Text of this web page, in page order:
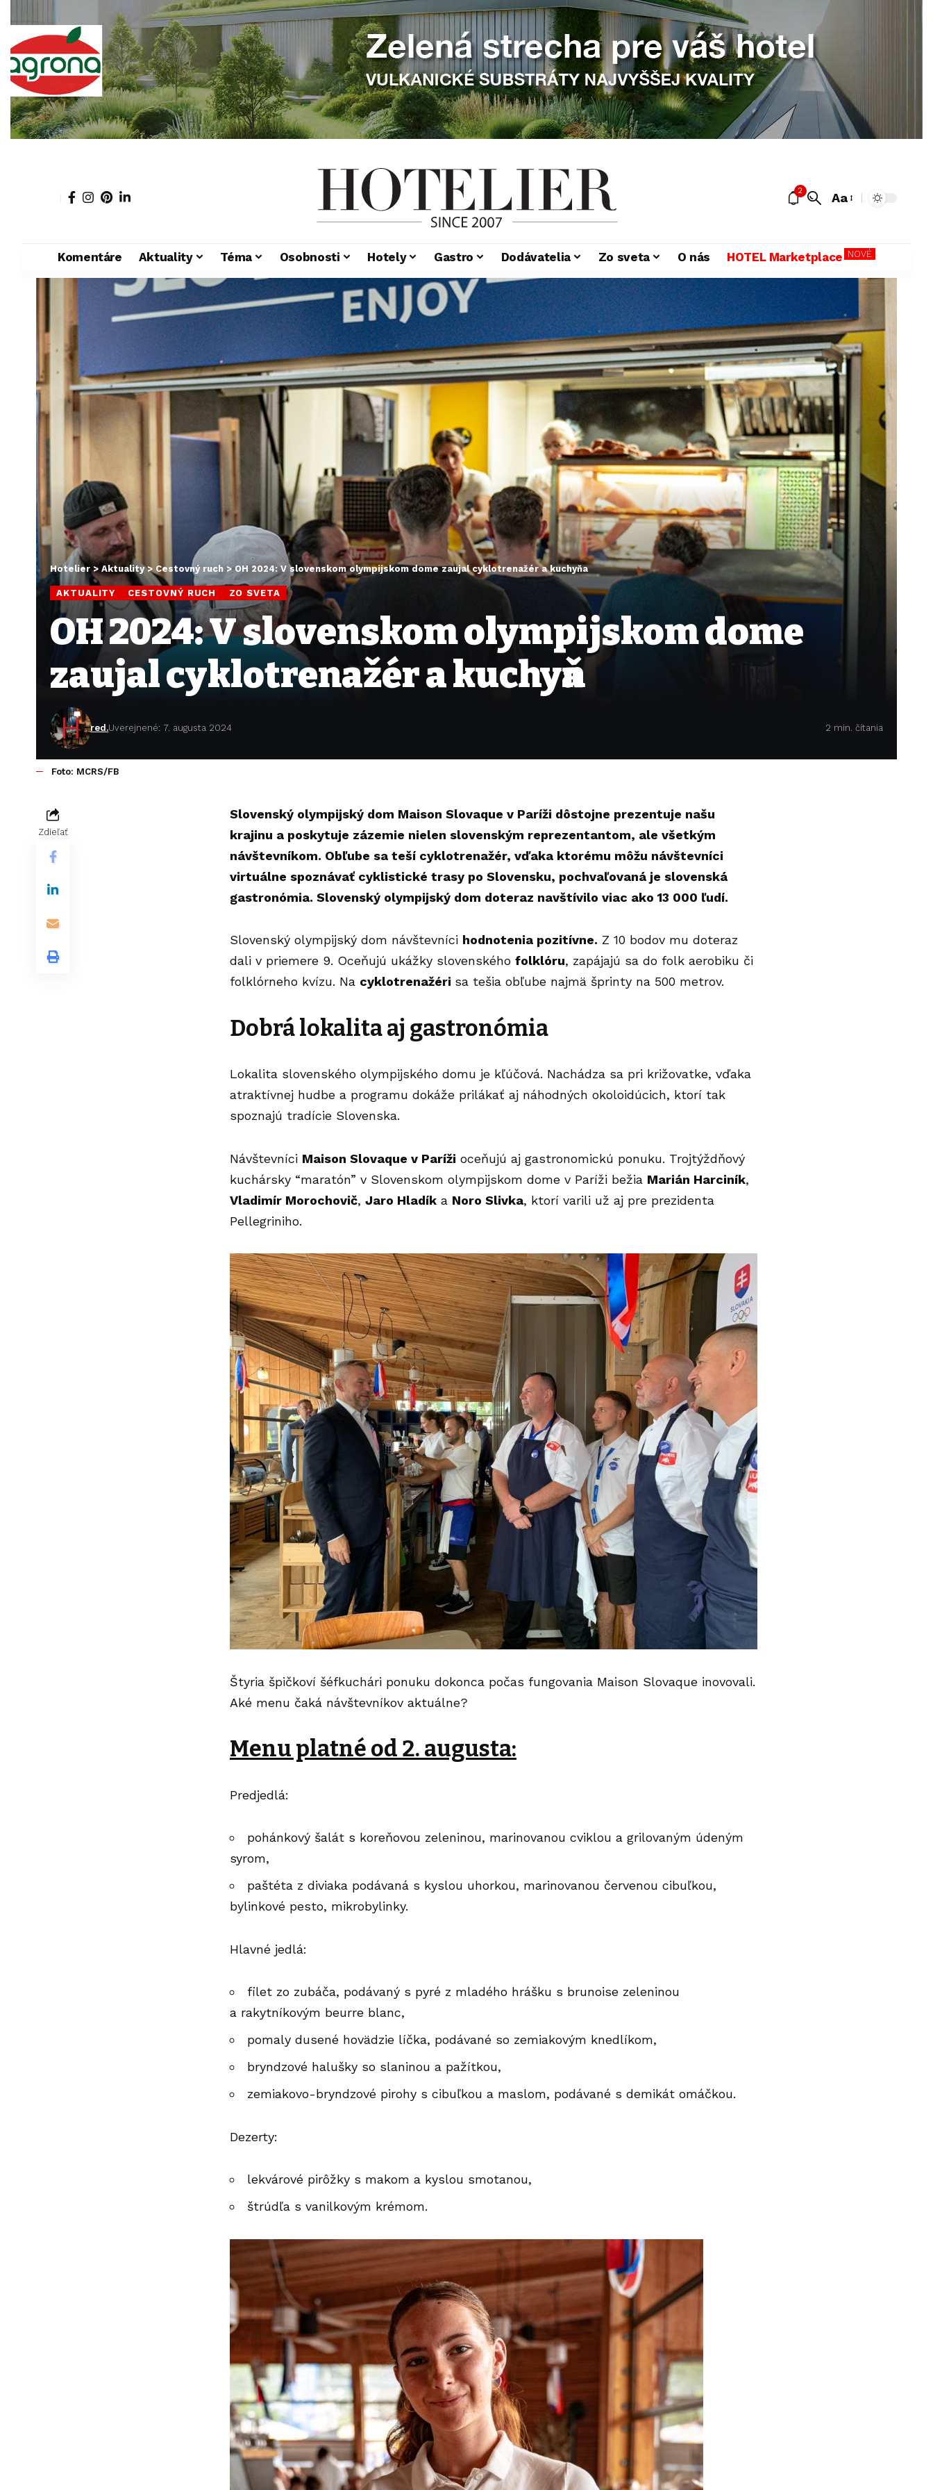
2 Aa
Komentáre Aktuality Téma Osobnosti Hotely Gastro Dodávatelia Zo sveta O nás HOTEL Marketplace NOVÉ
Hotelier> Aktuality> Cestovný ruch >OH 2024: V slovenskom olympijskom dome zaujal cyklotrenažér a kuchyňa
AKTUALITY CESTOVNÝ RUCH ZO SVETA
OH 2024: V slovenskom olympijskom dome
zaujal cyklotrenažér a kuchyňa
red.Uverejnené: 7. augusta 2024 2 min. čítania
Foto: MCRS/FB
Zdieľať
Slovenský olympijský dom Maison Slovaque v Paríži dôstojne prezentuje našu
krajinu a poskytuje zázemie nielen slovenským reprezentantom, ale všetkým
návštevníkom. Obľube sa teší cyklotrenažér, vďaka ktorému môžu návštevníci
virtuálne spoznávať cyklistické trasy po Slovensku, pochvaľovaná je slovenská
gastronómia. Slovenský olympijský dom doteraz navštívilo viac ako 13 000 ľudí.
Slovenský olympijský dom návštevníci hodnotenia pozitívne. Z 10 bodov mu doteraz
dali v priemere 9. Oceňujú ukážky slovenského folklóru, zapájajú sa do folk aerobiku či
folklórneho kvízu. Na cyklotrenažéri sa tešia obľube najmä šprinty na 500 metrov.
Dobrá lokalita aj gastronómia
Lokalita slovenského olympijského domu je kľúčová. Nachádza sa pri križovatke, vďaka
atraktívnej hudbe a programu dokáže prilákať aj náhodných okoloidúcich, ktorí tak
spoznajú tradície Slovenska.
Návštevníci Maison Slovaque v Paríži oceňujú aj gastronomickú ponuku. Trojtýždňový
kuchársky “maratón” v Slovenskom olympijskom dome v Paríži bežia Marián Harciník,
Vladimír Morochovič, Jaro Hladík a Noro Slivka, ktorí varili už aj pre prezidenta
Pellegriniho.
Štyria špičkoví šéfkuchári ponuku dokonca počas fungovania Maison Slovaque inovovali.
Aké menu čaká návštevníkov aktuálne?
Menu platné od 2. augusta:
Predjedlá:
pohánkový šalát s koreňovou zeleninou, marinovanou cviklou a grilovaným údeným
syrom,
paštéta z diviaka podávaná s kyslou uhorkou, marinovanou červenou cibuľkou,
bylinkové pesto, mikrobylinky.
Hlavné jedlá:
filet zo zubáča, podávaný s pyré z mladého hrášku s brunoise zeleninou
a rakytníkovým beurre blanc,
pomaly dusené hovädzie líčka, podávané so zemiakovým knedlíkom,
bryndzové halušky so slaninou a pažítkou,
zemiakovo-bryndzové pirohy s cibuľkou a maslom, podávané s demikát omáčkou.
Dezerty:
lekvárové pirôžky s makom a kyslou smotanou,
štrúdľa s vanilkovým krémom.